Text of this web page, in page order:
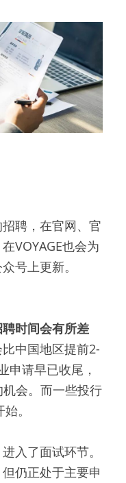
聘，在官网、官
VOYAGE也会为
号上更新。
时间会有所差
中国地区提前2-
申请早已收尾，
会。而一些投行
。
入了面试环节。
仍正处于主要申